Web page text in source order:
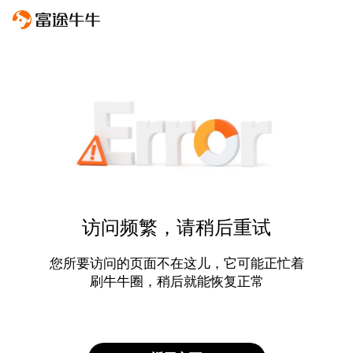
访问频繁，请稍后重试
您所要访问的页面不在这儿，它可能正忙着
刷牛牛圈，稍后就能恢复正常